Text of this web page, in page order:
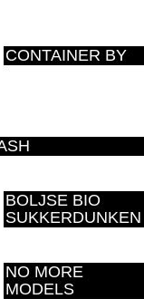
CONTAINER BY
BOLJSE BIO
SUKKERDUNKEN
NO MORE
MODELS